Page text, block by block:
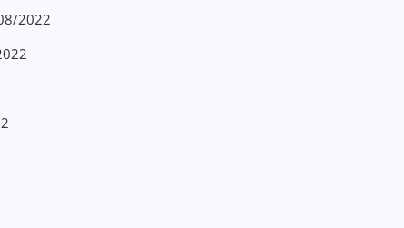
2022